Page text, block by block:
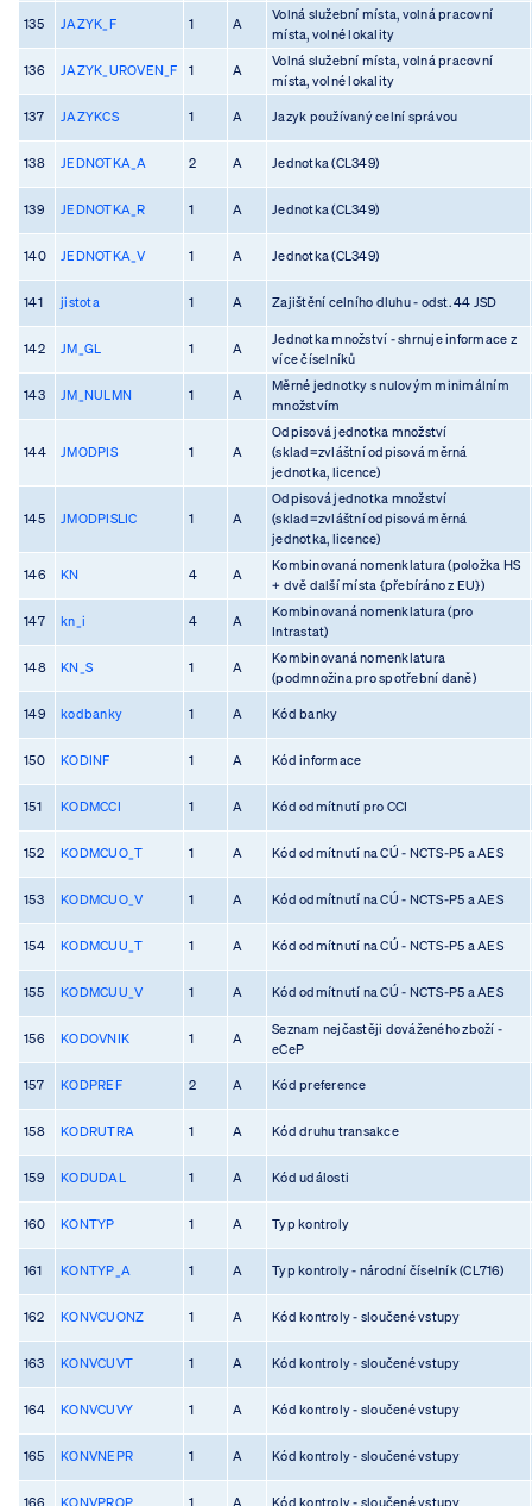
135 JAZYK_F 1 A
Volná služební místa, volná pracovní
místa, volné lokality
136 JAZYK_UROVEN_F 1 A
Volná služební místa, volná pracovní
místa, volné lokality
137 JAZYKCS 1 A Jazyk používaný celní správou
138 JEDNOTKA_A 2 A Jednotka (CL349)
139 JEDNOTKA_R 1 A Jednotka (CL349)
140 JEDNOTKA_V 1 A Jednotka (CL349)
141 jistota 1 A Zajištění celního dluhu - odst. 44 JSD
142 JM_GL 1 A
Jednotka množství - shrnuje informace z
více číselníků
143 JM_NULMN 1 A
Měrné jednotky s nulovým minimálním
množstvím
144 JMODPIS 1 A
Odpisová jednotka množství
(sklad=zvláštní odpisová měrná
jednotka, licence)
145 JMODPISLIC 1 A
Odpisová jednotka množství
(sklad=zvláštní odpisová měrná
jednotka, licence)
146 KN 4 A
Kombinovaná nomenklatura (položka HS
+ dvě další místa {přebíráno z EU})
147 kn_i 4 A
Kombinovaná nomenklatura (pro
Intrastat)
148 KN_S 1 A
Kombinovaná nomenklatura
(podmnožina pro spotřební daně)
149 kodbanky 1 A Kód banky
150 KODINF 1 A Kód informace
151 KODMCCI 1 A Kód odmítnutí pro CCI
152 KODMCUO_T 1 A Kód odmítnutí na CÚ - NCTS-P5 a AES
153 KODMCUO_V 1 A Kód odmítnutí na CÚ - NCTS-P5 a AES
154 KODMCUU_T 1 A Kód odmítnutí na CÚ - NCTS-P5 a AES
155 KODMCUU_V 1 A Kód odmítnutí na CÚ - NCTS-P5 a AES
156 KODOVNIK 1 A
Seznam nejčastěji dováženého zboží -
eCeP
157 KODPREF 2 A Kód preference
158 KODRUTRA 1 A Kód druhu transakce
159 KODUDAL 1 A Kód události
160 KONTYP 1 A Typ kontroly
161 KONTYP_A 1 A Typ kontroly - národní číselník (CL716)
162 KONVCUONZ 1 A Kód kontroly - sloučené vstupy
163 KONVCUVT 1 A Kód kontroly - sloučené vstupy
164 KONVCUVY 1 A Kód kontroly - sloučené vstupy
165 KONVNEPR 1 A Kód kontroly - sloučené vstupy
166 KONVPROP 1 A Kód kontroly - sloučené vstupy